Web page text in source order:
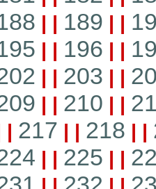
| | 189 | |
| | 196 | |
| | 203 | |
| | 210 | |
| 217 | | 218 | |
| | 225 | |